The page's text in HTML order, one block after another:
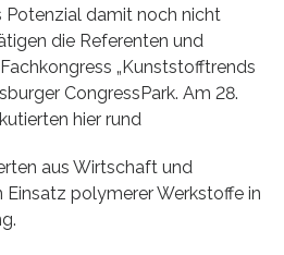
Potenzial damit noch nicht
die Referenten und
„Kunststofftrends
CongressPark. Am 28.
hier rund
aus Wirtschaft und
polymerer Werkstoffe in